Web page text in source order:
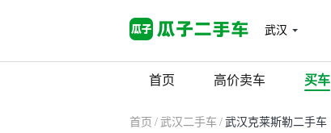
武汉
首页 高价卖车 买车
首页 / 武汉二手车 / 武汉克莱斯勒二手车